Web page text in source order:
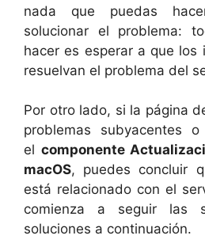
nada que puedas
solucionar el problema:
hacer es esperar a que los
resuelvan el problema del
Por otro lado, si la página
problemas subyacentes
el componente
macOS, puedes concluir
está relacionado con el
comienza a seguir las
soluciones a continuación.